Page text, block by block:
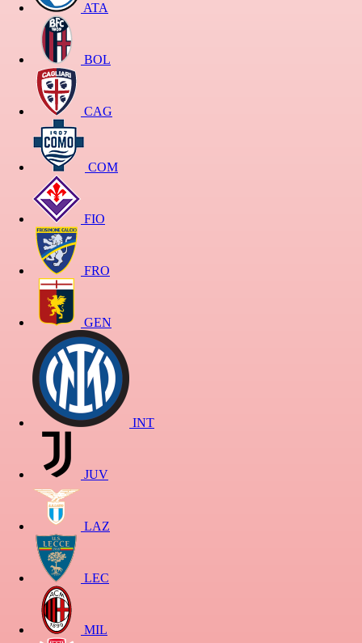
ATA
BOL
CAG
COM
FIO
FRO
GEN
INT
JUV
LAZ
LEC
MIL